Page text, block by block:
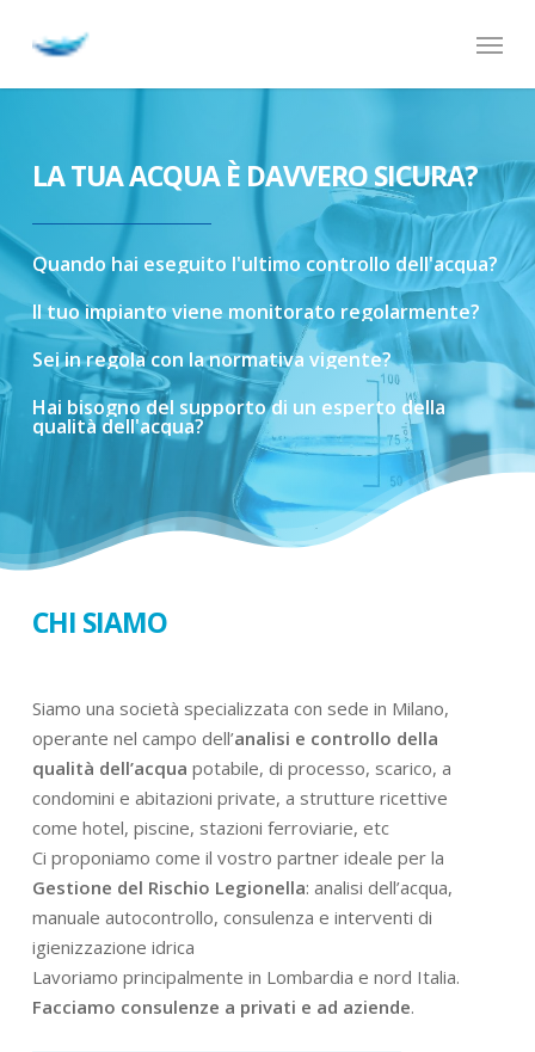
Menu
LA TUA ACQUA È DAVVERO SICURA?
Quando hai eseguito l'ultimo controllo dell'acqua?
Il tuoimpianto viene monitorato regolarmente?
Seiinregola con lanormativa vigente?
Hai bisognodel supportodi un esperto della
qualitàdell'acqua?
CHI SIAMO
Siamo una società specializzata con sede in Milano,
operante nel campo dell’analisi e controllo della
qualità dell’acqua potabile, di processo, scarico, a
condomini e abitazioni private, a strutture ricettive
come hotel, piscine, stazioni ferroviarie, etc
Ci proponiamo come il vostro partner ideale per la
Gestione del Rischio Legionella: analisi dell’acqua,
manuale autocontrollo, consulenza e interventi di
igienizzazione idrica
Lavoriamo principalmente in Lombardia e nord Italia.
Facciamo consulenze a privati e ad aziende.